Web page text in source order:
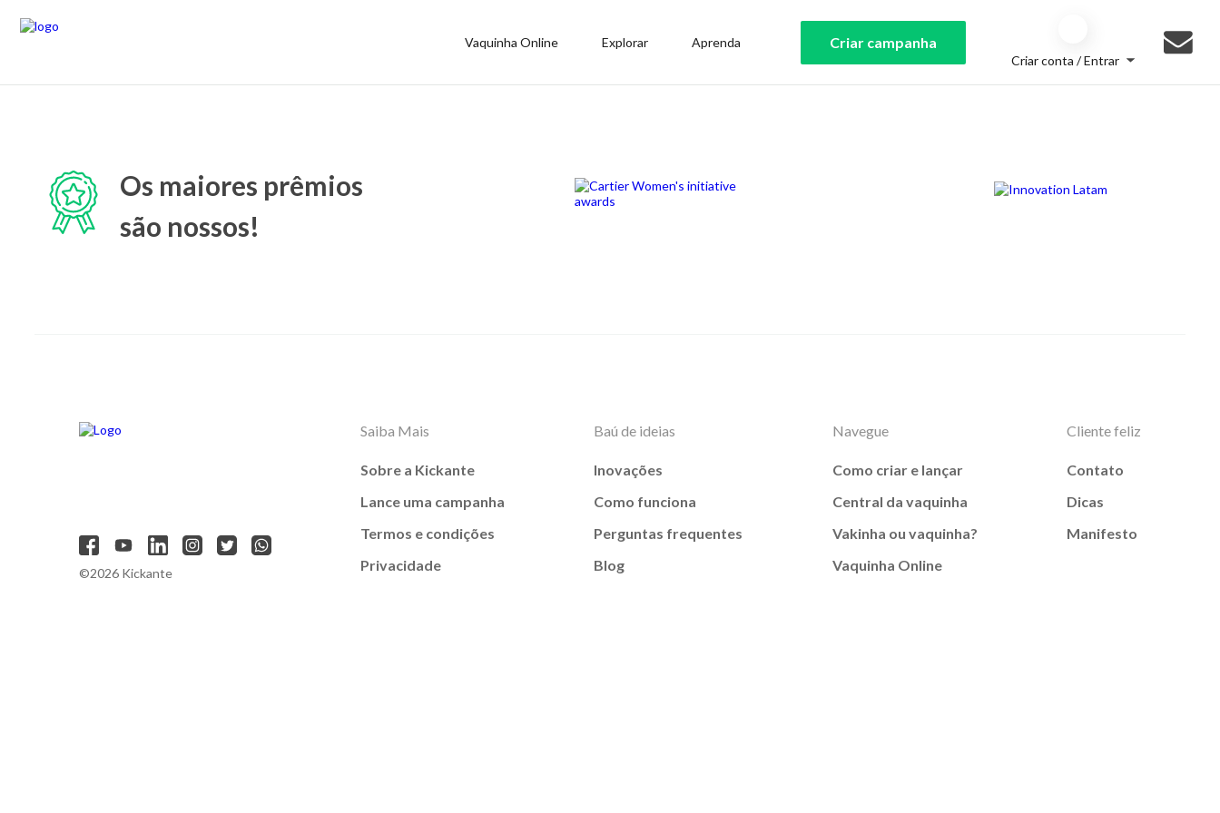
Vaquinha Online Explorar Aprenda Criar campanha
Criar conta / Entrar
Os maiores prêmios
são nossos!
©2026 Kickante
Saiba Mais
Sobre a Kickante
Lance uma campanha
Termos e condições
Privacidade
Baú de ideias
Inovações
Como funciona
Perguntas frequentes
Blog
Navegue
Como criar e lançar
Central da vaquinha
Vakinha ou vaquinha?
Vaquinha Online
Cliente feliz
Contato
Dicas
Manifesto